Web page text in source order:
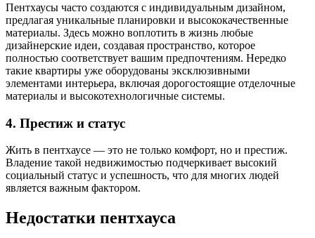
Пентхаусы часто создаются с индивидуальным дизайном,
предлагая уникальные планировки и высококачественные
материалы. Здесь можно воплотить в жизнь любые
дизайнерские идеи, создавая пространство, которое
полностью соответствует вашим предпочтениям. Нередко
такие квартиры уже оборудованы эксклюзивными
элементами интерьера, включая дорогостоящие отделочные
материалы и высокотехнологичные системы.
4. Престиж и статус
Жить в пентхаусе — это не только комфорт, но и престиж.
Владение такой недвижимостью подчеркивает высокий
социальный статус и успешность, что для многих людей
является важным фактором.
Недостатки пентхауса